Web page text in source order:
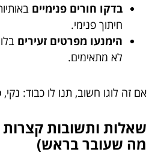
בדקו חורים פנימיים
חיתוך פנימי.
הימנעו מפרטים זעירים
לא מתאימים.
אם זה לוגו חשוב, תנו לו כבוד: נקי,
שאלות ותשובות קצרות
מה שעובר בראש)